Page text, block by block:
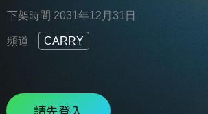
下架時間 2031年12月31日
頻道 CARRY